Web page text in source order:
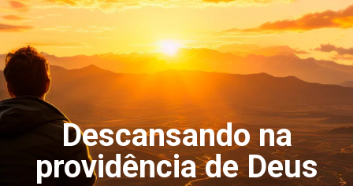
Descansando na
providência de Deus